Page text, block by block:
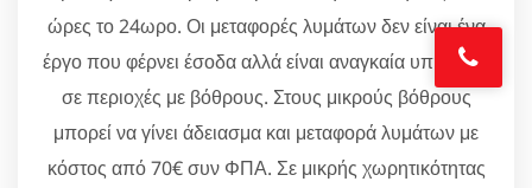
ώρες το 24ωρο. Οι μεταφορές λυμάτων δεν είναι ένα
έργο που φέρνει έσοδα αλλά είναι αναγκαία υπηρεσία
σε περιοχές με βόθρους. Στους μικρούς βόθρους
μπορεί να γίνει άδειασμα και μεταφορά λυμάτων με
κόστος από 70€ συν ΦΠΑ. Σε μικρής χωρητικότητας